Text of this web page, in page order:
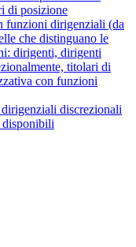
di posizione
funzioni dirigenziali (da
che distinguano le
dirigenti, dirigenti
titolari di
con funzioni
discrezionali
disponibili